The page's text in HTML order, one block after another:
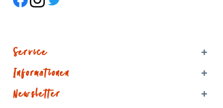
Service
Informationen
Newsletter